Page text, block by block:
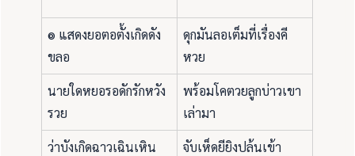
๏ แสดงยอตอตั้งเกิดดัง
ขลอ
ดุกมันลอเต็มที่เรื่องคี
หวย
นายใดหยอรอดักรักหวัง
รวย
พร้อมโคตวยลูกบ่าวเขา
เล่ามา
ว่าบังเกิดฉาวเฉินเหิน
จับเห็ดยียิงปล้นเข้า